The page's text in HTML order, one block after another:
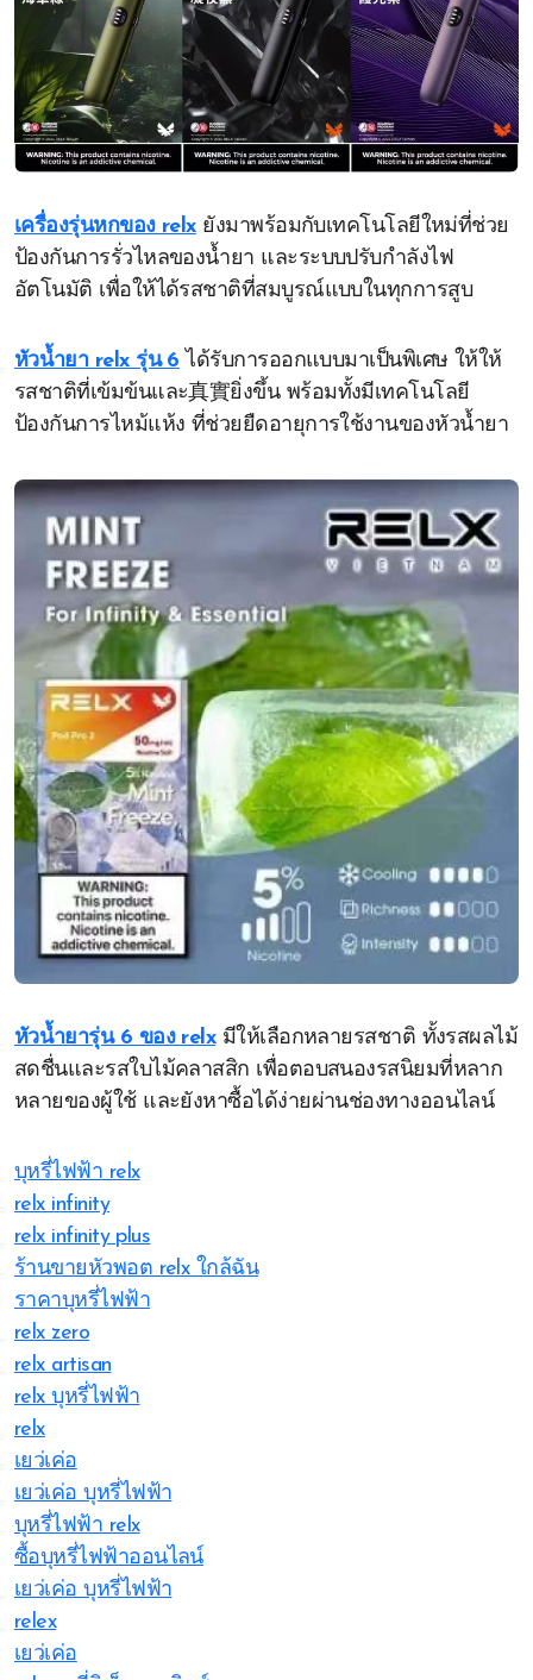
เครื่องรุ่นหกของ relxยังมาพร้อมกับเทคโนโลยีใหม่ที่ช่วย
ป้องกันการรั่วไหลของน้ำยา และระบบปรับกำลังไฟ
อัตโนมัติ เพื่อให้ได้รสชาติที่สมบูรณ์แบบในทุกการสูบ
หัวน้ำยา relx รุ่น 6 ได้รับการออกแบบมาเป็นพิเศษ ให้ให้
รสชาติที่เข้มข้นและ真實ยิ่งขึ้น พร้อมทั้งมีเทคโนโลยี
ป้องกันการไหม้แห้ง ที่ช่วยยืดอายุการใช้งานของหัวน้ำยา
หัวน้ำยารุ่น 6 ของ relxมีให้เลือกหลายรสชาติ ทั้งรสผลไม้
สดชื่นและรสใบไม้คลาสสิก เพื่อตอบสนองรสนิยมที่หลาก
หลายของผู้ใช้ และยังหาซื้อได้ง่ายผ่านช่องทางออนไลน์
บุหรี่ไฟฟ้า relx
relx infinity
relx infinity plus
ร้านขายหัวพอต relx ใกล้ฉัน
ราคาบุหรี่ไฟฟ้า
relx zero
relx artisan
relx บุหรี่ไฟฟ้า
relx
เยว่เค่อ
เยว่เค่อ บุหรี่ไฟฟ้า
บุหรี่ไฟฟ้า relx
ซื้อบุหรี่ไฟฟ้าออนไลน์
เยว่เค่อ บุหรี่ไฟฟ้า
relex
เยว่เค่อ